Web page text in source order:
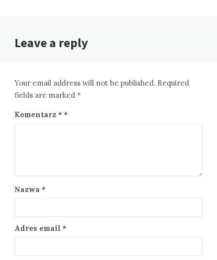
Leave a reply
Your email address will not be published. Required
fields are marked *
Komentarz *
Nazwa *
Adres email *